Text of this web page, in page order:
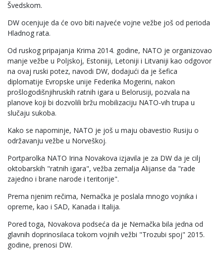
Švedskom.
DW ocenjuje da će ovo biti najveće vojne vežbe još od perioda
Hladnog rata.
Od ruskog pripajanja Krima 2014. godine, NATO je organizovao
manje vežbe u Poljskoj, Estoniiji, Letoniji i Litvaniji kao odgovor
na ovaj ruski potez, navodi DW, dodajući da je šefica
diplomatije Evropske unije Federika Mogerini, nakon
prošlogodišnjihruskih ratnih igara u Belorusiji, pozvala na
planove koji bi dozvolili bržu mobilizaciju NATO-vih trupa u
slučaju sukoba.
Kako se napominje, NATO je još u maju obavestio Rusiju o
održavanju vežbe u Norveškoj.
Portparolka NATO Irina Novakova izjavila je za DW da je cilj
oktobarskih "ratnih igara", vežba zemalja Alijanse da "rade
zajedno i brane narode i teritorije".
Prema njenim rečima, Nemačka je poslala mnogo vojnika i
opreme, kao i SAD, Kanada i Italija.
Pored toga, Novakova podseća da je Nemačka bila jedna od
glavnih doprinosilaca tokom vojnih vežbi "Trozubi spoj" 2015.
godine, prenosi DW.